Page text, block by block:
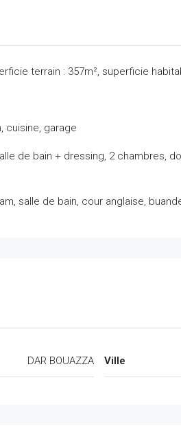
terrain : 357m², superficie
cuisine, garage
de bain + dressing, 2 chambres,
salle de bain, cour anglaise,
DAR BOUAZZA Ville